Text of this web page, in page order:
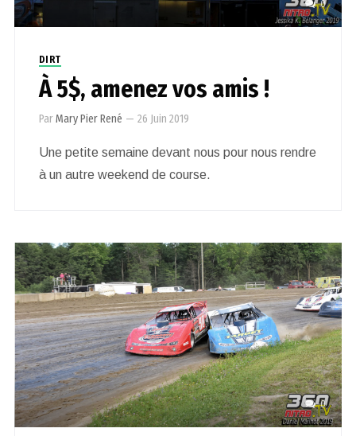
0
DIRT
À 5$, amenez vos amis !
ParMary Pier René — 26 Juin 2019
Une petite semaine devant nous pour nous rendre
à un autre weekend de course.
0